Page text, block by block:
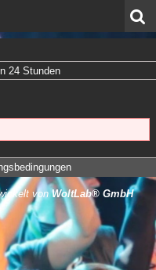
24 Stunden
vonWoltLab® GmbH